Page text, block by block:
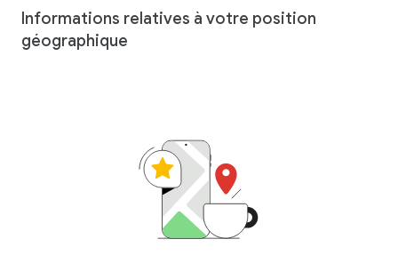
Informations relatives à votre position
géographique